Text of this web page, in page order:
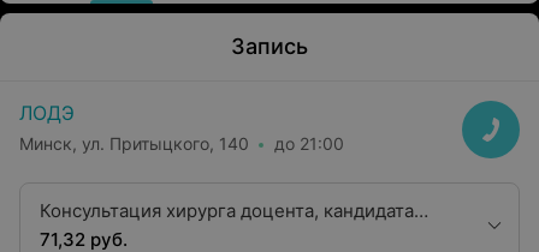
Запись
ЛОДЭ
Минск, ул. Притыцкого, 140 до 21:00
Консультация хирурга доцента, кандидата
медицинских наук
71,32 руб.